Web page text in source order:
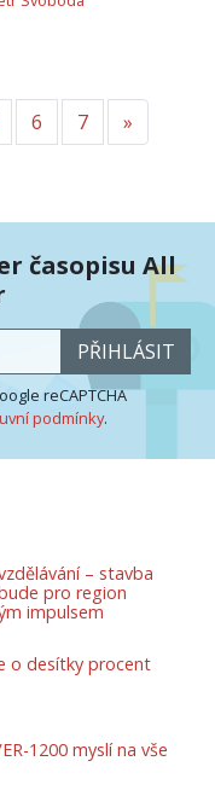
6 7 »
časopisu All
PŘIHLÁSIT
reCAPTCHA
podmínky.
– stavba
pro region
impulsem
o desítky procent
1200 myslí na vše